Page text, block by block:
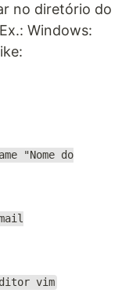
no diretório do
Windows:
"Nome do
vim